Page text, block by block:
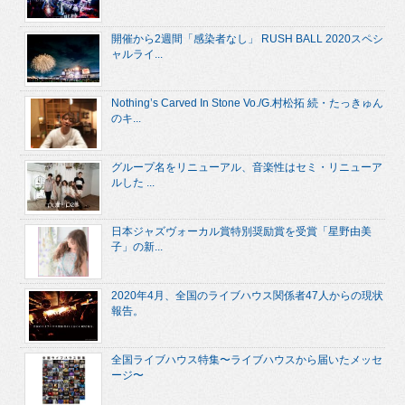
開催から2週間「感染者なし」 RUSH BALL 2020スペシ
ャルライ...
Nothing’s Carved In Stone Vo./G.村松拓 続・たっきゅん
のキ...
グループ名をリニューアル、音楽性はセミ・リニューア
ルした ...
日本ジャズヴォーカル賞特別奨励賞を受賞「星野由美
子」の新...
2020年4月、全国のライブハウス関係者47人からの現状
報告。
全国ライブハウス特集〜ライブハウスから届いたメッセ
ージ〜